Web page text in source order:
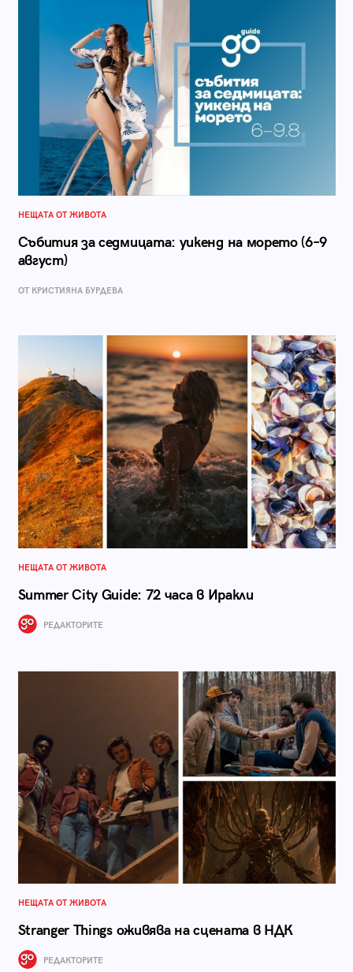
НЕЩАТА ОТ ЖИВОТА
Събития за седмицата: уикенд на морето (6–9
август)
ОТ КРИСТИЯНА БУРДЕВА
НЕЩАТА ОТ ЖИВОТА
Summer City Guide: 72 часа в Иракли
РЕДАКТОРИТЕ
НЕЩАТА ОТ ЖИВОТА
Stranger Things оживява на сцената в НДК
РЕДАКТОРИТЕ